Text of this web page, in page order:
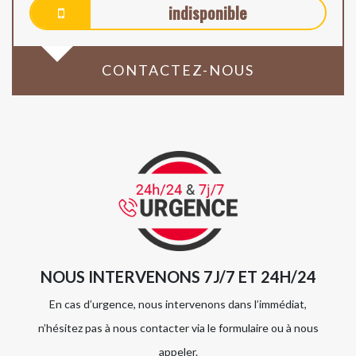
indisponible
CONTACTEZ-NOUS
NOUS INTERVENONS 7J/7 ET 24H/24
En cas d’urgence, nous intervenons dans l’immédiat,
n’hésitez pas à nous contacter via le formulaire ou à nous
appeler.